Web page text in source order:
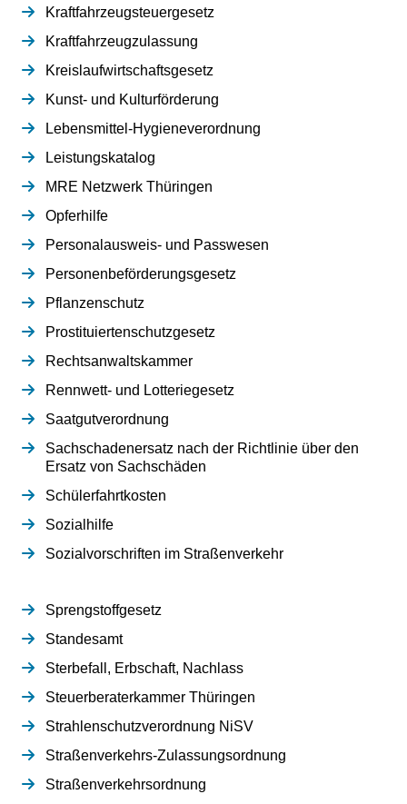
Kraftfahrzeugsteuergesetz
Kraftfahrzeugzulassung
Kreislaufwirtschaftsgesetz
Kunst- und Kulturförderung
Lebensmittel-Hygieneverordnung
Leistungskatalog
MRE Netzwerk Thüringen
Opferhilfe
Personalausweis- und Passwesen
Personenbeförderungsgesetz
Pflanzenschutz
Prostituiertenschutzgesetz
Rechtsanwaltskammer
Rennwett- und Lotteriegesetz
Saatgutverordnung
Sachschadenersatz nach der Richtlinie über den
Ersatz von Sachschäden
Schülerfahrtkosten
Sozialhilfe
Sozialvorschriften im Straßenverkehr
Sprengstoffgesetz
Standesamt
Sterbefall, Erbschaft, Nachlass
Steuerberaterkammer Thüringen
Strahlenschutzverordnung NiSV
Straßenverkehrs-Zulassungsordnung
Straßenverkehrsordnung